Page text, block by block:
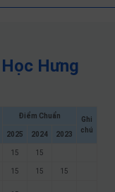
Hưng
Điểm Chuẩn
Ghi
chú
2025 2024 2023
15 15
15 15 15